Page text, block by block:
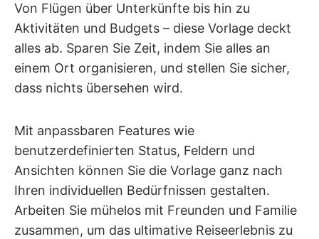
Von Flügen über Unterkünfte bis hin zu
Aktivitäten und Budgets – diese Vorlage deckt
alles ab. Sparen Sie Zeit, indem Sie alles an
einem Ort organisieren, und stellen Sie sicher,
dass nichts übersehen wird.
Mit anpassbaren Features wie
benutzerdefinierten Status, Feldern und
Ansichten können Sie die Vorlage ganz nach
Ihren individuellen Bedürfnissen gestalten.
Arbeiten Sie mühelos mit Freunden und Familie
zusammen, um das ultimative Reiseerlebnis zu